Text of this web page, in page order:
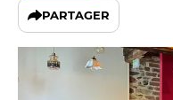
PARTAGER